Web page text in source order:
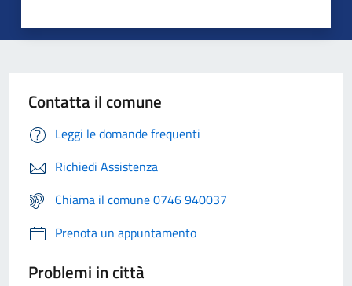
Contatta il comune
Leggi le domande frequenti
Richiedi Assistenza
Chiama il comune 0746 940037
Prenota un appuntamento
Problemi in città